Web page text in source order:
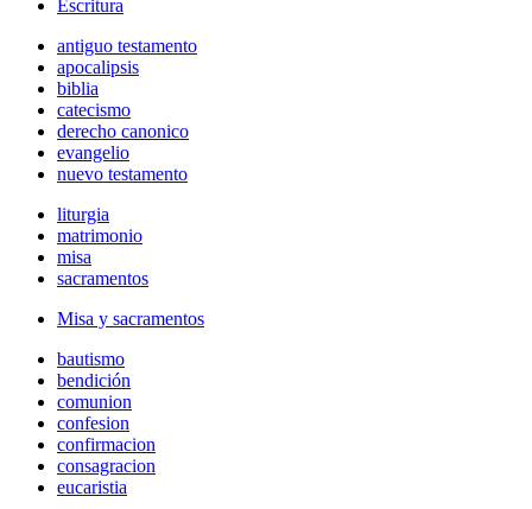
Escritura
antiguo testamento
apocalipsis
biblia
catecismo
derecho canonico
evangelio
nuevo testamento
liturgia
matrimonio
misa
sacramentos
Misa y sacramentos
bautismo
bendición
comunion
confesion
confirmacion
consagracion
eucaristia